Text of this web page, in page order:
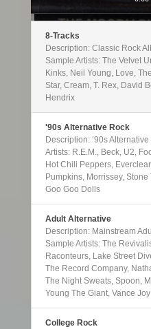
8-Tracks
Description: Classic Rock
Sample Artists: The Velvet
Kinks, Neil Young, Love,
Star, Cream, T. Rex, David
Hendrix
'90s Alternative Rock
Description: ‘90s
Artists: R.E.M., Beck, U2,
Hot Chili Peppers,
Pumpkins, Morrissey, Stone
Goo Goo Dolls
Adult Alternative
Description: Mainstream
Sample Artists: The
Raconteurs, Lake Street
The Record Company,
The Night Sweats, Spoon,
Young The Giant, Vance Joy
College Rock